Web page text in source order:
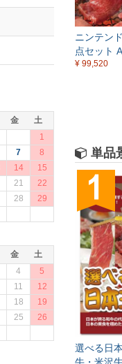
ニンテン
点セット A
¥ 99,520
単品
選べる日
牛・米沢
金
土
1
7
8
14
15
21
22
28
29
金
土
4
5
11
12
18
19
25
26